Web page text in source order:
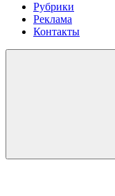
Рубрики
Реклама
Контакты